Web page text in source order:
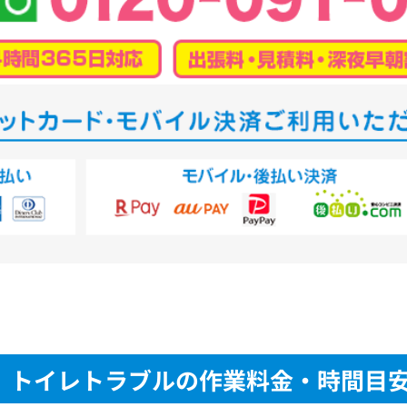
トイレトラブルの作業料金・時間目